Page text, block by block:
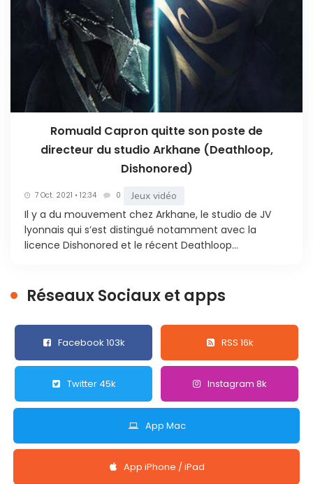
Romuald Capron quitte son poste de
directeur du studio Arkhane (Deathloop,
Dishonored)
7 Oct. 2021 • 12:34 0 Jeux vidéo
Il y a du mouvement chez Arkhane, le studio de JV
lyonnais qui s’est distingué notamment avec la
licence Dishonored et le récent Deathloop...
Réseaux Sociaux et apps
Facebook 103k RSS 16k
Twitter 45k Instagram 8k
App Mac
App iPhone / iPad